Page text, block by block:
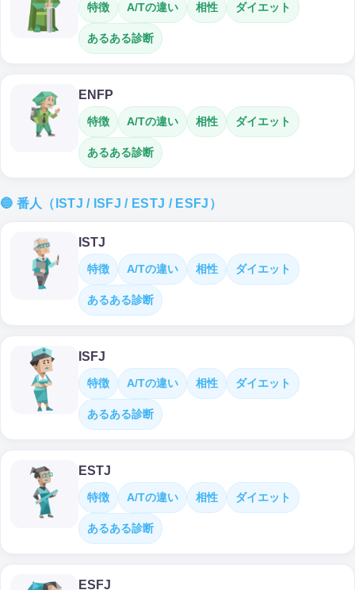
特徴 A/Tの違い 相性 ダイエット
あるある診断
ENFP
特徴 A/Tの違い 相性 ダイエット
あるある診断
🔵 番人（ISTJ / ISFJ / ESTJ / ESFJ）
ISTJ
特徴 A/Tの違い 相性 ダイエット
あるある診断
ISFJ
特徴 A/Tの違い 相性 ダイエット
あるある診断
ESTJ
特徴 A/Tの違い 相性 ダイエット
あるある診断
ESFJ